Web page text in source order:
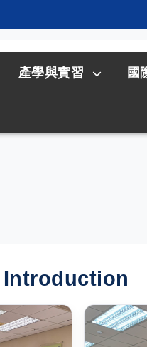
產學與實習 國
Introduction